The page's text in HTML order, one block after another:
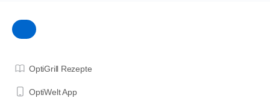
OptiGrill Rezepte
OptiWelt App